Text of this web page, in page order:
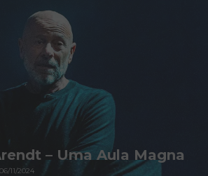
– Uma Aula Magna
06/11/2024